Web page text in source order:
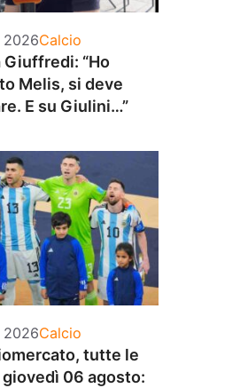
Categorie
Calcio
Giuffredi: “Ho
Melis, si deve
E su Giulini…”
Categorie
Calcio
tutte le
06 agosto: